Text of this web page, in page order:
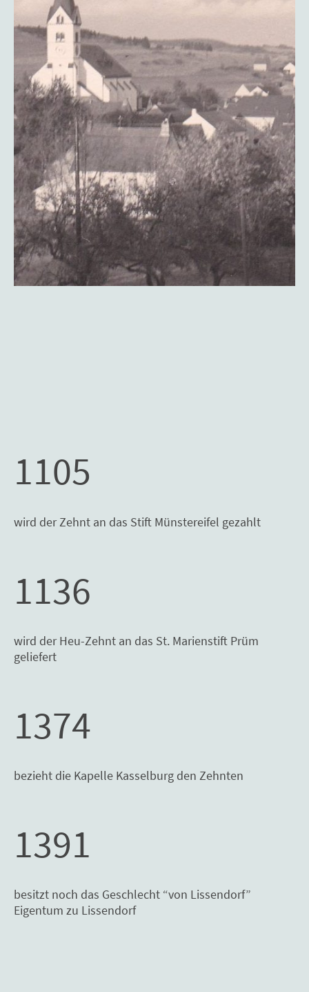
1105
wird der Zehnt an das Stift Münstereifel gezahlt
1136
wird der Heu-Zehnt an das St. Marienstift Prüm
geliefert
1374
bezieht die Kapelle Kasselburg den Zehnten
1391
besitzt noch das Geschlecht “von Lissendorf”
Eigentum zu Lissendorf